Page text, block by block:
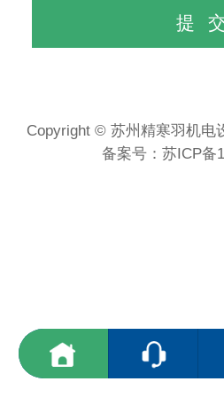
Copyright © 苏州精寒羽机电
备案号： 苏ICP备